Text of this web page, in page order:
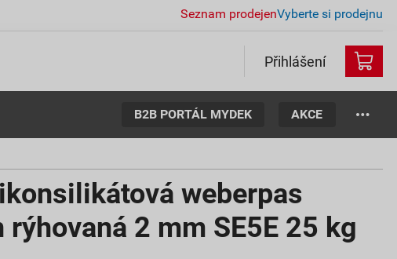
Seznam prodejenVyberte si prodejnu
Přihlášení
B2B PORTÁL MYDEK AKCE
weberpas
rýhovaná 2 mm SE5E 25 kg